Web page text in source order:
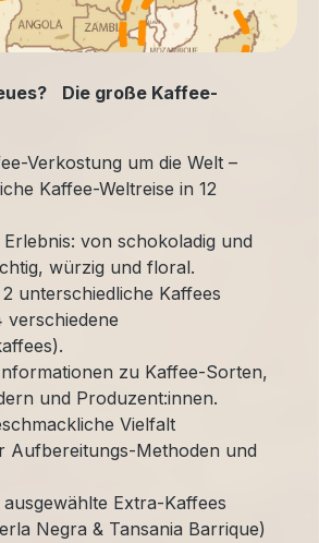
Die große Kaffee-
Verkostung um die Welt –
Kaffee-Weltreise in 12
von schokoladig und
würzig und floral.
unterschiedliche Kaffees
verschiedene
zu Kaffee-Sorten,
und Produzent:innen.
Vielfalt
Aufbereitungs-Methoden und
Extra-Kaffees
Negra & Tansania Barrique)